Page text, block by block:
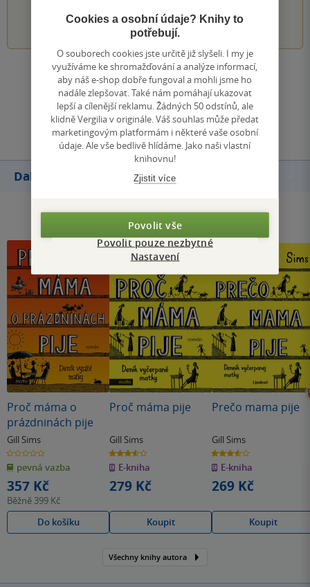
1 2 3 4 5
Zobrazit všechna hodnocení
Přidat hodnocení
Další knihy autora
Proč máma o
prázdninách pije
Gill Sims
0.0
z
5
hvězdiček
pevná vazba
357 Kč
Běžně 399 Kč
Do košíku
Proč máma pije
Gill Sims
3.6
z
5
hvězdiček
E-kniha
279 Kč
Koupit
Prečo mama pije
Gill Sims
3.6
z
5
hvězdiček
E-kniha
269 Kč
Koupit
Všechny knihy autora
Cookies a osobní údaje? Knihy to
potřebují.
O souborech cookies jste určitě již slyšeli. I my je
využíváme ke shromažďování a analýze informací,
aby náš e-shop dobře fungoval a mohli jsme ho
nadále zlepšovat. Také nám pomáhají ukazovat
lepší a cílenější reklamu. Žádných 50 odstínů, ale
klidně Vergilia v originále. Váš souhlas může předat
marketingovým platformám i některé vaše osobní
údaje. Ale vše bedlivě hlídáme. Jako naši vlastní
knihovnu!
Zjistit více
Povolit vše
Povolit pouze nezbytné
Nastavení